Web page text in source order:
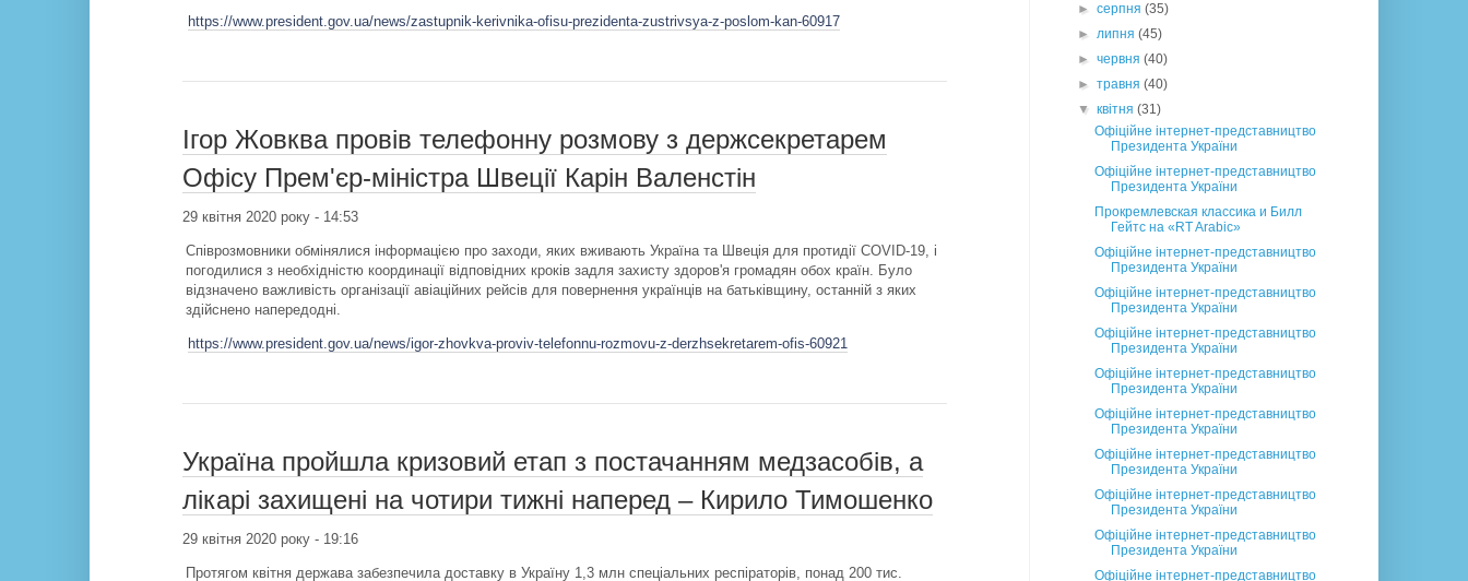
https://www.president.gov.ua/news/zastupnik-kerivnika-ofisu-prezidenta-zustrivsya-z-poslom-kan-60917
Ігор Жовква провів телефонну розмову з держсекретарем
Офісу Прем'єр-міністра Швеції Карін Валенстін
29 квітня 2020 року - 14:53
Співрозмовники обмінялися інформацією про заходи, яких вживають Україна та Швеція для протидії COVID-19, і
погодилися з необхідністю координації відповідних кроків задля захисту здоров'я громадян обох країн. Було
відзначено важливість організації авіаційних рейсів для повернення українців на батьківщину, останній з яких
здійснено напередодні.
https://www.president.gov.ua/news/igor-zhovkva-proviv-telefonnu-rozmovu-z-derzhsekretarem-ofis-60921
Україна пройшла кризовий етап з постачанням медзасобів, а
лікарі захищені на чотири тижні наперед – Кирило Тимошенко
29 квітня 2020 року - 19:16
Протягом квітня держава забезпечила доставку в Україну 1,3 млн спеціальних респіраторів, понад 200 тис.
►серпня(35)
►липня(45)
►червня(40)
►травня(40)
▼квітня(31)
Офіційне інтернет-представництво
Президента України
Офіційне інтернет-представництво
Президента України
Прокремлевская классика и Билл
Гейтс на «RT Arabic»
Офіційне інтернет-представництво
Президента України
Офіційне інтернет-представництво
Президента України
Офіційне інтернет-представництво
Президента України
Офіційне інтернет-представництво
Президента України
Офіційне інтернет-представництво
Президента України
Офіційне інтернет-представництво
Президента України
Офіційне інтернет-представництво
Президента України
Офіційне інтернет-представництво
Президента України
Офіційне інтернет-представництво